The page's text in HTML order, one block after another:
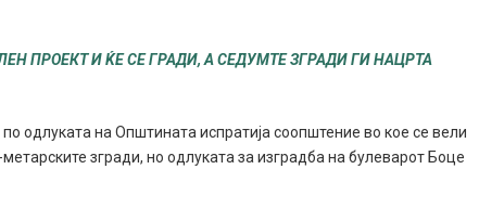
ПРОЕКТ И ЌЕ СЕ ГРАДИ, А СЕДУМТЕ ЗГРАДИ ГИ НАЦРТА
одлуката на Општината испратија соопштение во кое се вели
згради, но одлуката за изградба на булеварот Боце